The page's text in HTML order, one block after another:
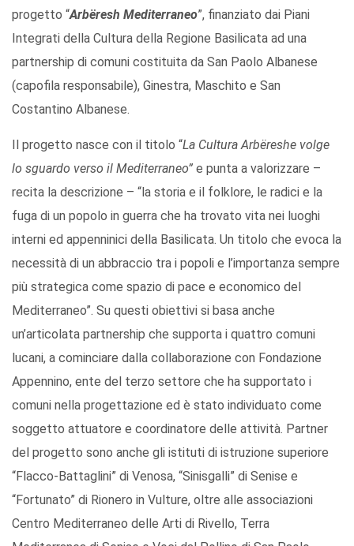
progetto “Arbёresh Mediterraneo”, finanziato dai Piani
Integrati della Cultura della Regione Basilicata ad una
partnership di comuni costituita da San Paolo Albanese
(capofila responsabile), Ginestra, Maschito e San
Costantino Albanese.
Il progetto nasce con il titolo “La Cultura Arbëreshe volge
lo sguardo verso il Mediterraneo” e punta a valorizzare –
recita la descrizione – “la storia e il folklore, le radici e la
fuga di un popolo in guerra che ha trovato vita nei luoghi
interni ed appenninici della Basilicata. Un titolo che evoca la
necessità di un abbraccio tra i popoli e l’importanza sempre
più strategica come spazio di pace e economico del
Mediterraneo”. Su questi obiettivi si basa anche
un’articolata partnership che supporta i quattro comuni
lucani, a cominciare dalla collaborazione con Fondazione
Appennino, ente del terzo settore che ha supportato i
comuni nella progettazione ed è stato individuato come
soggetto attuatore e coordinatore delle attività. Partner
del progetto sono anche gli istituti di istruzione superiore
“Flacco-Battaglini” di Venosa, “Sinisgalli” di Senise e
“Fortunato” di Rionero in Vulture, oltre alle associazioni
Centro Mediterraneo delle Arti di Rivello, Terra